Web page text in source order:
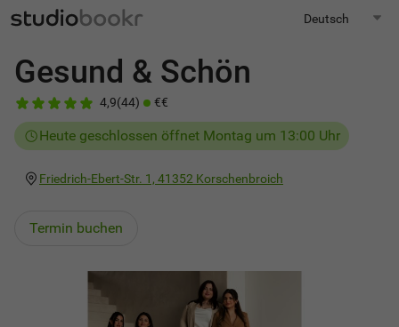
Gesund & Schön
4,9(44) €€
Heute geschlossen öffnet Montag um 13:00 Uhr
Friedrich-Ebert-Str. 1, 41352 Korschenbroich
Termin buchen